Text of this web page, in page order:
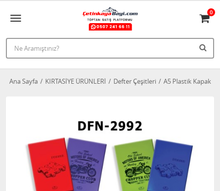
0
Ana Sayfa KIRTASİYE ÜRÜNLERİ Defter Çeşitleri A5 Plastik Kapak